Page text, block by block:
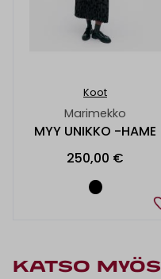
Koot
Marimekko
MYY UNIKKO -HAME
250,00 €
KATSO MYÖS